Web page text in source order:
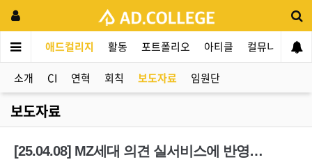
애드컬리지 활동 포트폴리오 아티클 컬뮤니티
소개 CI 연혁 회칙 보도자료 임원단
보도자료
[25.04.08] MZ세대 의견 실서비스에 반영…